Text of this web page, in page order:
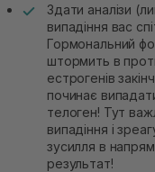
Здати аналізи
випадіння вас
Гормональний
штормить в
естрогенів
починає
телоген! Тут
випадіння і
зусилля в
результат!